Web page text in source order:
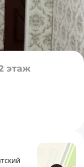
этаж